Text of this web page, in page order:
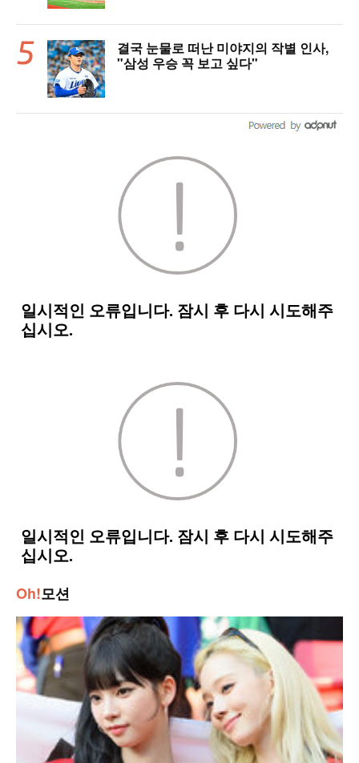
결국 눈물로 떠난 미야지의 작별 인사,
"삼성 우승 꼭 보고 싶다"
Oh!모션